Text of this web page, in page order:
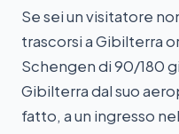
Se sei un visitatore
trascorsi a Gibilterra
Schengen di 90/180
Gibilterra dal suo
fatto, a un ingresso